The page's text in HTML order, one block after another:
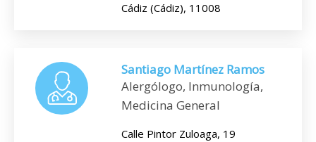
Cádiz (Cádiz), 11008
Santiago Martínez Ramos
Alergólogo, Inmunología,
Medicina General
Calle Pintor Zuloaga, 19